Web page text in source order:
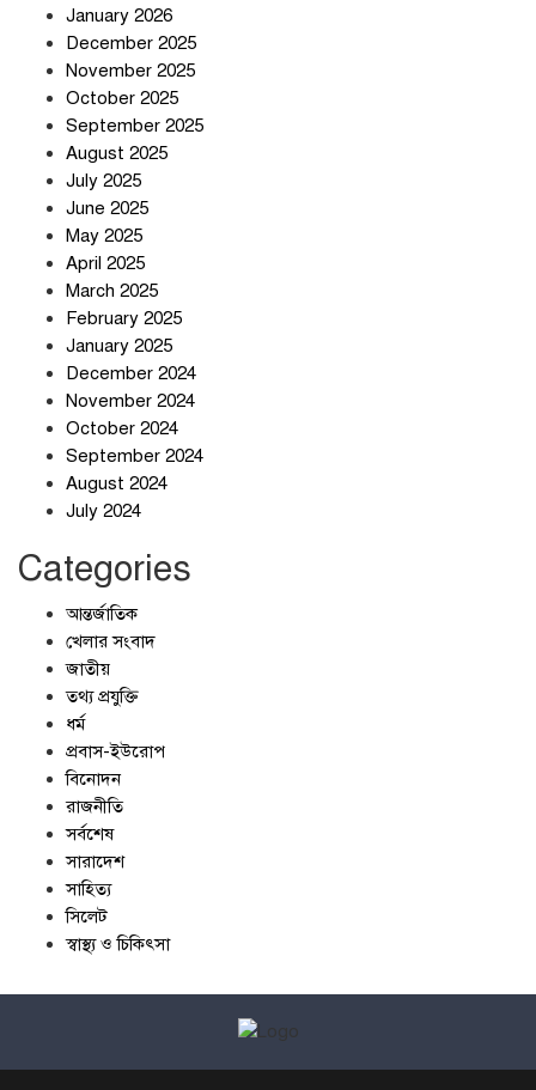
January 2026
December 2025
November 2025
October 2025
September 2025
August 2025
July 2025
June 2025
May 2025
April 2025
March 2025
February 2025
January 2025
December 2024
November 2024
October 2024
September 2024
August 2024
July 2024
Categories
আন্তর্জাতিক
খেলার সংবাদ
জাতীয়
তথ্য প্রযুক্তি
ধর্ম
প্রবাস-ইউরোপ
বিনোদন
রাজনীতি
সর্বশেষ
সারাদেশ
সাহিত্য
সিলেট
স্বাস্থ্য ও চিকিৎসা